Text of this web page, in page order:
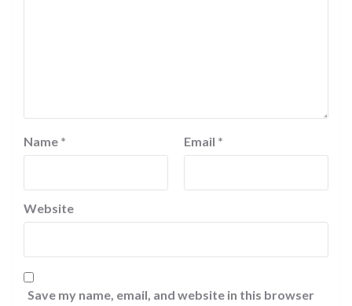
Name * Email *
Website
Save my name, email, and website in this browser